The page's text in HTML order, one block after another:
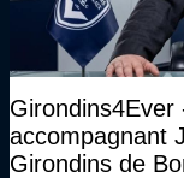
accompagnant
Girondins de